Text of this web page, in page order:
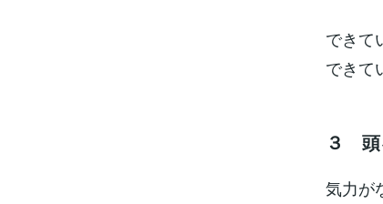
できて
できて
３ 頭
気力が